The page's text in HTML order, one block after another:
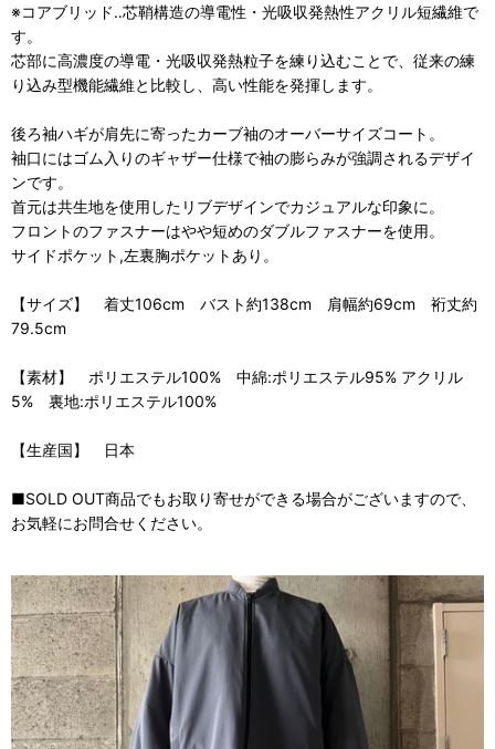
※コアブリッド‥芯鞘構造の導電性・光吸収発熱性アクリル短繊維で
す。
芯部に高濃度の導電・光吸収発熱粒子を練り込むことで、従来の練
り込み型機能繊維と比較し、高い性能を発揮します。
後ろ袖ハギが肩先に寄ったカーブ袖のオーバーサイズコート。
袖口にはゴム入りのギャザー仕様で袖の膨らみが強調されるデザイ
ンです。
首元は共生地を使用したリブデザインでカジュアルな印象に。
フロントのファスナーはやや短めのダブルファスナーを使用。
サイドポケット,左裏胸ポケットあり。
【サイズ】 着丈106cm バスト約138cm 肩幅約69cm 裄丈約
79.5cm
【素材】 ポリエステル100% 中綿:ポリエステル95% アクリル
5% 裏地:ポリエステル100%
【生産国】 日本
■SOLD OUT商品でもお取り寄せができる場合がございますので、
お気軽にお問合せください。